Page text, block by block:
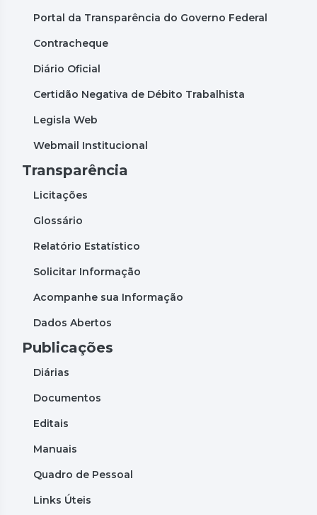
Portal da Transparência do Governo Federal
Contracheque
Diário Oficial
Certidão Negativa de Débito Trabalhista
Legisla Web
Webmail Institucional
Transparência
Licitações
Glossário
Relatório Estatístico
Solicitar Informação
Acompanhe sua Informação
Dados Abertos
Publicações
Diárias
Documentos
Editais
Manuais
Quadro de Pessoal
Links Úteis